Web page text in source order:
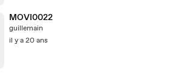
MOVI0022
guillemain
il y a 20 ans